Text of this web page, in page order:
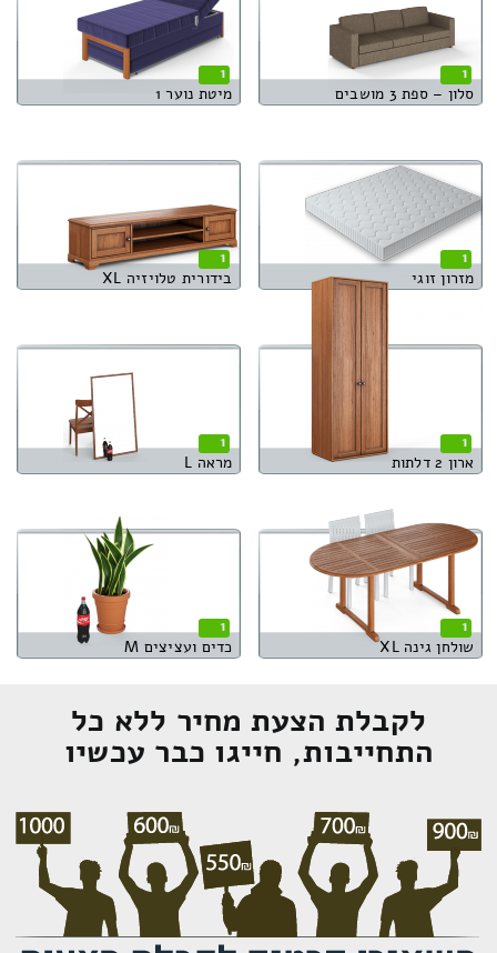
1
סלון – ספת 3 מושבים
1
מיטת נוער 1
1
מזרון זוגי
1
בידורית טלויזיה XL
1
ארון 2 דלתות
1
מראה L
1
שולחן גינה XL
1
כדים ועציצים M
לקבלת הצעת מחיר ללא כל
התחייבות, חייגו כבר עכשיו